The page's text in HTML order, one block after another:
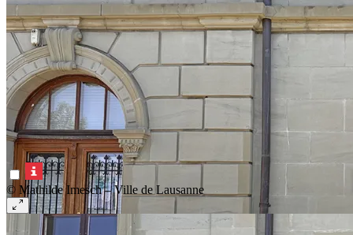
© Mathilde Imesch – Ville de Lausanne